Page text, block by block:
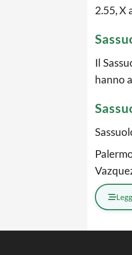
2.55, X
Il
hanno